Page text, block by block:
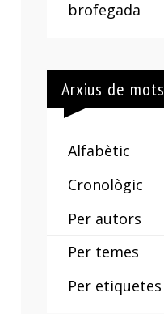
brofegada
Arxius de mots
Alfabètic
Cronològic
Per autors
Per temes
Per etiquetes